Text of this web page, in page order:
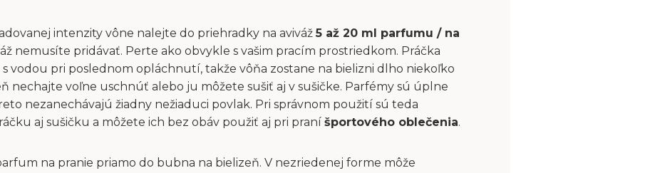
intenzity vône nalejte do priehradky na aviváž5 až 20 ml parfumu / na
nemusíte pridávať. Perte ako obvykle s vašim pracím prostriedkom. Práčka
vodou pri poslednom opláchnutí, takže vôňa zostane na bielizni dlho niekoľko
nechajte voľne uschnúť alebo ju môžete sušiť aj v sušičke. Parfémy sú úplne
nezanechávajú žiadny nežiaduci povlak. Pri správnom použití sú teda
aj sušičku a môžete ich bez obáv použiť aj pri praní športového oblečenia.
na pranie priamo do bubna na bielizeň. V nezriedenej forme môže